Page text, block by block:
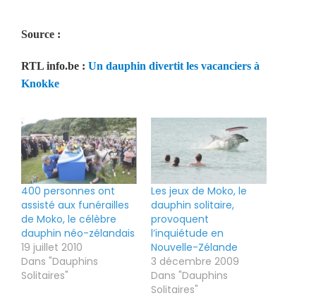
Source :
RTL info.be : Un dauphin divertit les vacanciers à
Knokke
400 personnes ont
assisté aux funérailles
de Moko, le célèbre
dauphin néo-zélandais
19 juillet 2010
Dans "Dauphins
Solitaires"
Les jeux de Moko, le
dauphin solitaire,
provoquent
l’inquiétude en
Nouvelle-Zélande
3 décembre 2009
Dans "Dauphins
Solitaires"